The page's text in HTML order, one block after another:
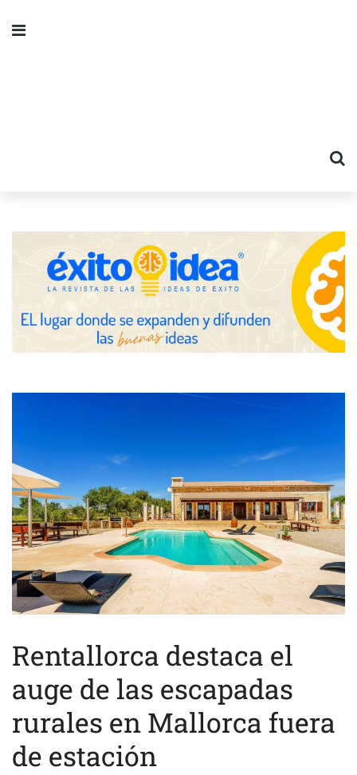
Rentallorca destaca el
auge de las escapadas
rurales en Mallorca fuera
de estación